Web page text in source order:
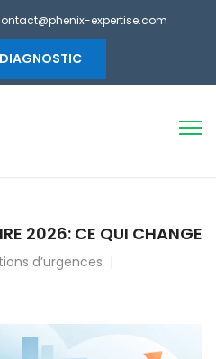
expertise.com
2026: CE QUI CHANGE
d’urgences